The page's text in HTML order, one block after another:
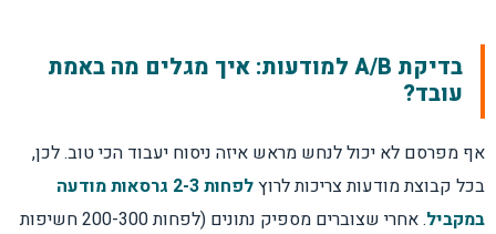
בדיקת A/B למודעות: איך מגלים מה באמת
עובד?
אף מפרסם לא יכול לנחש מראש איזה ניסוח יעבוד הכי טוב. לכן,
בכל קבוצת מודעות צריכות לרוץ
לפחות 2-3 גרסאות מודעה
במקביל
. אחרי שצוברים מספיק נתונים (לפחות 200-300 חשיפות